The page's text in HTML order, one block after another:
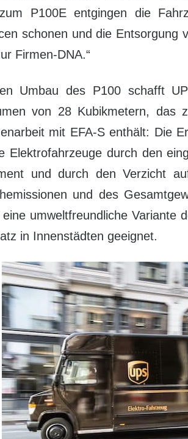
P100E entgingen die
schonen und die Entsorgung
Firmen-DNA.“
Umbau des P100 schafft
von 28 Kubikmetern, das
mit EFA-S enthält: Die
Elektrofahrzeuge durch den
und durch den Verzicht
und des
umweltfreundliche Variante
in Innenstädten geeignet.